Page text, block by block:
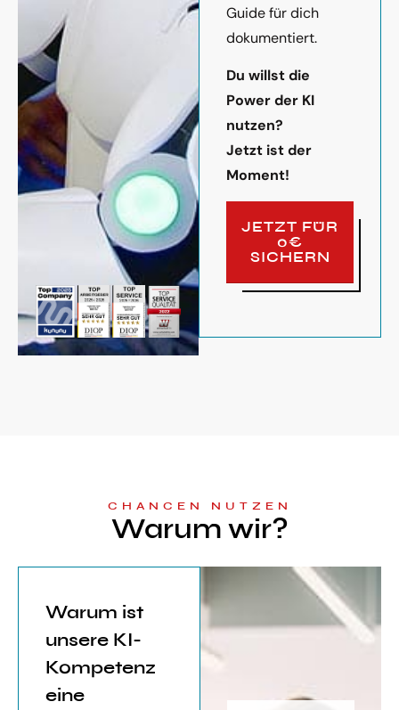
Guide für dich
dokumentiert.
Du willst die
Power der KI
nutzen?
Jetzt ist der
Moment!
JETZT FÜR
0€
SICHERN
CHANCEN NUTZEN
Warum wir?
Warum ist
unsere KI-
Kompetenz
eine